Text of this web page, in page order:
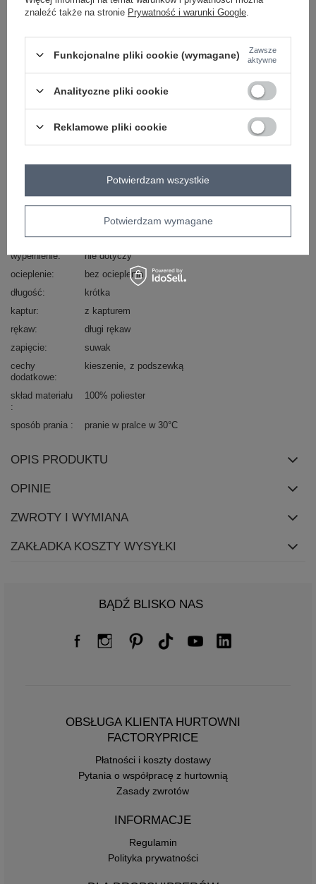
ZALOGUJ SIĘ I ZOBACZ CENĘ
+48 601 547 740 Zadaj pytanie
skład materiału : 100% poliester
sposób prania : pranie w pralce w 30°C
gładki
materiał
poliester
sezon jesień zima wiosna
wypełnienie
nie dotyczy
ocieplenie
bez ocieplenia
długość
krótka
kaptur
z kapturem
rękaw
długi rękaw
zapięcie
suwak
cechy
dodatkowe
kieszenie z podszewką
skład materiału 100% poliester
sposób prania pranie w pralce w 30°C
OPIS PRODUKTU
OPINIE
ZWROTY I WYMIANA
ZAKŁADKA KOSZTY WYSYŁKI
BĄDŹ BLISKO NAS
OBSŁUGA KLIENTA HURTOWNI
FACTORYPRICE
Płatności i koszty dostawy
Pytania o współpracę z hurtownią
Zasady zwrotów
INFORMACJE
Regulamin
Polityka prywatności
znaleźć także na stronie Prywatność i warunki Google
Funkcjonalne pliki cookie (wymagane)
Zawsze
aktywne
Analityczne pliki cookie
Reklamowe pliki cookie
Potwierdzam wymagane
Potwierdzam wszystkie